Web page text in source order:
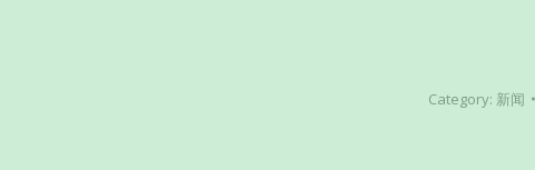
Category: 新闻